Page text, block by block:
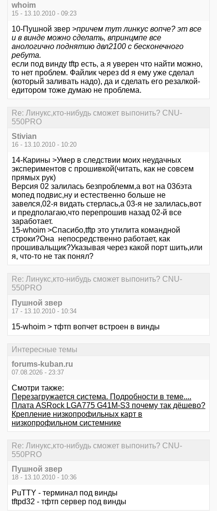
whoim
15 - 13.10.2010 - 09:23
10-Пушной звер >причем тут линкус вопче? эт все
и в винде можно сделать, впринцмпе все
анологично поднятию двл2100 с бесконечного
ребута.
если под винду tftp есть, а я уверен что найти можно,
то нет проблем. Файлик через dd я ему уже сделал
(который заливать надо), да и сделать его резалкой-
едитором тоже думаю не проблема.
Re: Линукс,кто-нибудь сможет выпонить? CNU-
550PRO
Stivian
16 - 13.10.2010 - 10:20
14-Карины >Умер в следствии моих неудачных
экспериментов с прошивкой(читать, как не совсем
прямых рук)
Версия 02 залилась безпроблемм,а вот на 03бэта
мопед подвис,ну и естественно больше не
завелся,02-я видать стерлась,а 03-я не залилась,вот
и предполагаю,что перепрошив назад 02-й все
заработает.
15-whoim >Спасибо,tftp это утилита командной
строки?Она непосредственно работает, как
прошивальщик?Указывая через какой порт шить,или
я, что-то не так понял?
Re: Линукс,кто-нибудь сможет выпонить? CNU-
550PRO
Пушной звер
17 - 13.10.2010 - 10:34
15-whoim > тфтп вопчет встроен в винды
Интересные темы
forums-kuban.ru
07.08.2026 - 23:37
Смотри также:
Перезагружается система. Подробности в теме....
Плата ASRock LGA775 G41M-S3 почему так дёшево?
Крепление низкопрофильных карт в
низкопрофильном системнике
Re: Линукс,кто-нибудь сможет выпонить? CNU-
550PRO
Пушной звер
18 - 13.10.2010 - 10:36
PuTTY - терминал под винды
tftpd32 - тфтп сервер под винды